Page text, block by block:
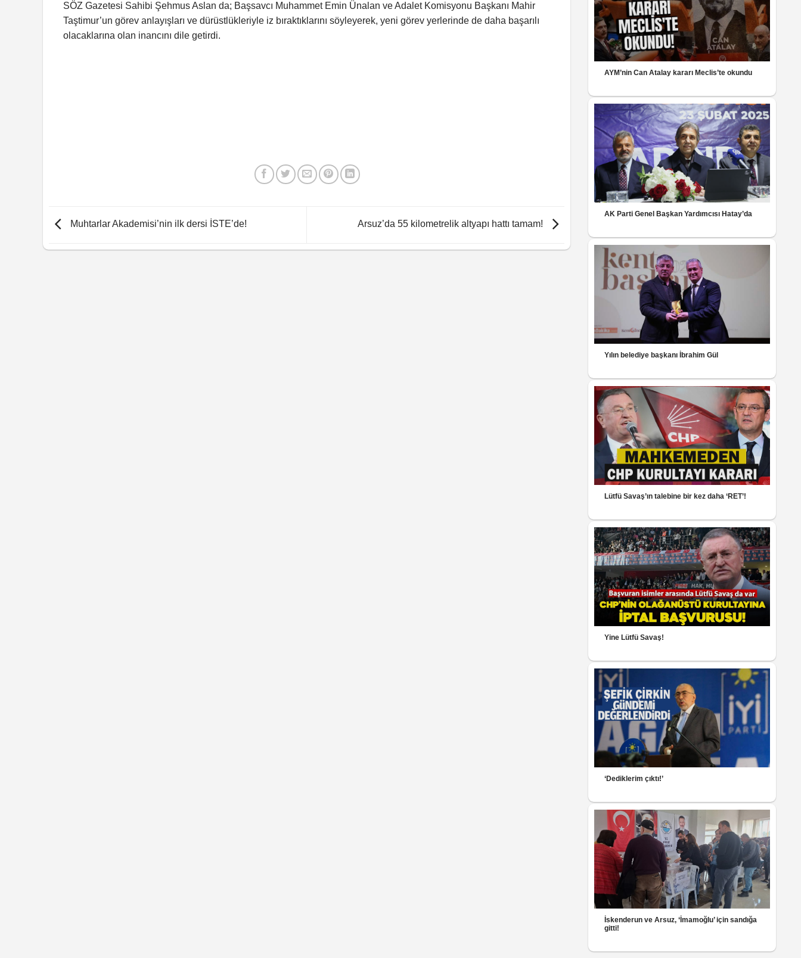
SÖZ Gazetesi Sahibi Şehmus Aslan da; Başsavcı Muhammet Emin Ünalan ve Adalet Komisyonu Başkanı Mahir
Taştimur’un görev anlayışları ve dürüstlükleriyle iz bıraktıklarını söyleyerek, yeni görev yerlerinde de daha başarılı
olacaklarına olan inancını dile getirdi.
Muhtarlar Akademisi’nin ilk dersi İSTE’de! Arsuz’da 55 kilometrelik altyapı hattı tamam!
AYM’nin Can Atalay kararı Meclis’te okundu
AK Parti Genel Başkan Yardımcısı Hatay’da
Yılın belediye başkanı İbrahim Gül
Lütfü Savaş’ın talebine bir kez daha ‘RET’!
Yine Lütfü Savaş!
‘Dediklerim çıktı!’
İskenderun ve Arsuz, ‘İmamoğlu’ için sandığa
gitti!